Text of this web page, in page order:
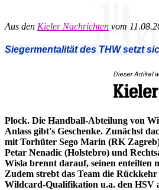
Aus den Kieler Nachrichten vom
Siegermentalität des THW setzt
Plock. Die Handball-Abteilung von
Anlass gibt's Geschenke. Zunächst
mit Torhüter Sego Marin (RK
Petar Nenadic (Holstebro) und
Wisla brennt darauf, seinen enteilten
Zudem strebt das Team die
Wildcard-Qualifikation u.a. den HSV